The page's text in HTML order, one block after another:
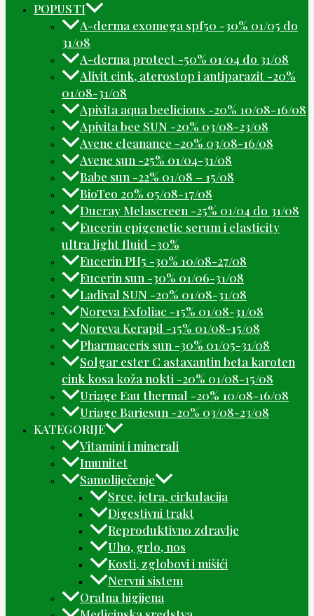
POPUSTI
A-derma exomega spf50 -30% 01/05 do
31/08
A-derma protect -50% 01/04 do 31/08
Alivit cink, aterostop i antiparazit -20%
01/08-31/08
Apivita aqua beelicious -20% 10/08-16/08
Apivita bee SUN -20% 03/08-23/08
Avene cleanance -20% 03/08-16/08
Avene sun -25% 01/04-31/08
Babe sun -22% 01/08 – 15/08
BioTeo 20% 05/08-17/08
Ducray Melascreen -25% 01/04 do 31/08
Eucerin epigenetic serum i elasticity
ultra light fluid -30%
Eucerin PH5 -30% 10/08-27/08
Eucerin sun -30% 01/06-31/08
Ladival SUN -20% 01/08-31/08
Noreva Exfoliac -15% 01/08-31/08
Noreva Kerapil -15% 01/08-15/08
Pharmaceris sun -30% 01/05-31/08
Solgar ester C astaxantin beta karoten
cink kosa koža nokti -20% 01/08-15/08
Uriage Eau thermal -20% 10/08-16/08
Uriage Bariesun -20% 03/08-23/08
KATEGORIJE
Vitamini i minerali
Imunitet
Samoliječenje
Srce, jetra, cirkulacija
Digestivni trakt
Reproduktivno zdravlje
Uho, grlo, nos
Kosti, zglobovi i mišići
Nervni sistem
Oralna higijena